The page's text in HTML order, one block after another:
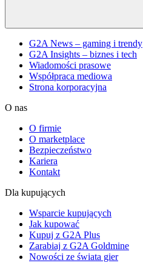
G2A News – gaming i trendy
G2A Insights – biznes i tech
Wiadomości prasowe
Współpraca mediowa
Strona korporacyjna
O nas
O firmie
O marketplace
Bezpieczeństwo
Kariera
Kontakt
Dla kupujących
Wsparcie kupujących
Jak kupować
Kupuj z G2A Plus
Zarabiaj z G2A Goldmine
Nowości ze świata gier